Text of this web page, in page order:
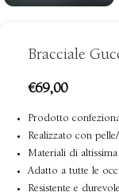
Bracciale
€69,00
Prodotto
Realizzato con
Materiali di
Adatto a tutte le
Resistente e